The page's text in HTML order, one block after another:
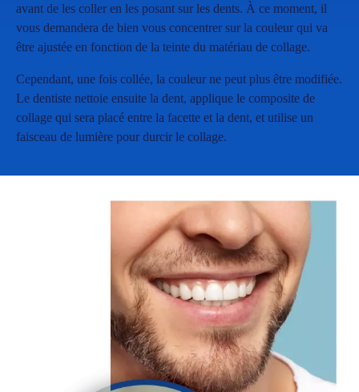
avant de les coller en les posant sur les dents. À ce moment, il
vous demandera de bien vous concentrer sur la couleur qui va
être ajustée en fonction de la teinte du matériau de collage.
Cependant, une fois collée, la couleur ne peut plus être modifiée.
Le dentiste nettoie ensuite la dent, applique le composite de
collage qui sera placé entre la facette et la dent, et utilise un
faisceau de lumière pour durcir le collage.